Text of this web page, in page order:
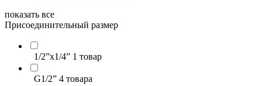
показать все
Присоединительный размер
1/2”х1/4” 1 товар
G1/2” 4 товара